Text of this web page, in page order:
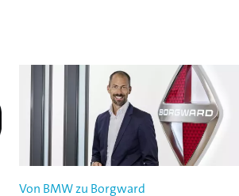
Von BMW zu Borgward